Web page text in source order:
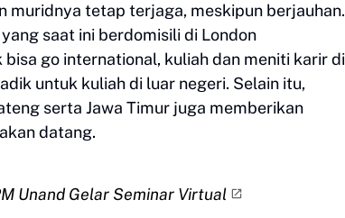
muridnya tetap terjaga, meskipun berjauhan.
saat ini berdomisili di London
go international, kuliah dan meniti karir di
untuk kuliah di luar negeri. Selain itu,
serta Jawa Timur juga memberikan
datang.
Unand Gelar Seminar Virtual